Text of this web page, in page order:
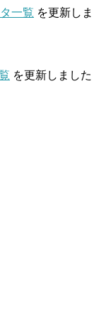
一覧 を更新しま
を更新しました